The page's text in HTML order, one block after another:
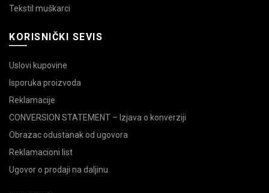
Tekstil muškarci
KORISNIČKI SEVIS
Uslovi kupovine
Isporuka proizvoda
Reklamacije
CONVERSION STATEMENT – Izjava o konverziji
Obrazac odustanak od ugovora
Reklamacioni list
Ugovor o prodaji na daljinu